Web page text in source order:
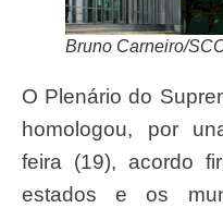
Bruno Carneiro/
O Plenário do Supremo Tribunal Federal (STF)
homologou, por
feira (19), acordo
estados e os